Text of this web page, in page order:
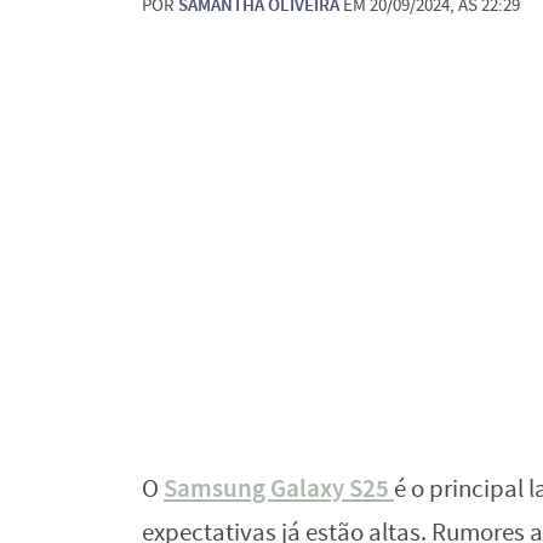
POR SAMANTHA OLIVEIRAEM 20/09/2024, ÀS 22:29
O Samsung Galaxy S25 é o principal
expectativas já estão altas. Rumores